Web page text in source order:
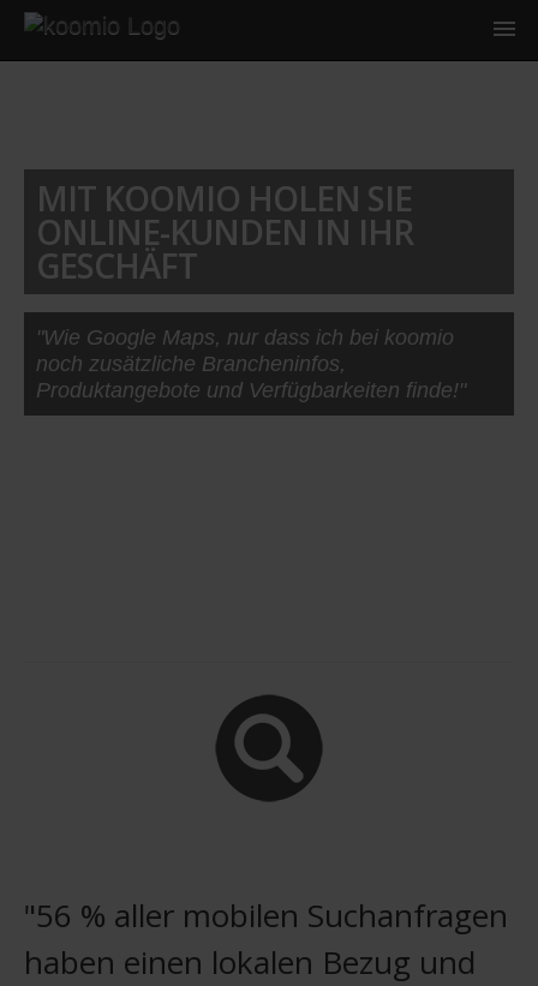
MIT KOOMIO HOLEN SIE
ONLINE-KUNDEN IN IHR
GESCHÄFT
"Wie Google Maps, nur dass ich bei koomio
noch zusätzliche Brancheninfos,
Produktangebote und Verfügbarkeiten finde!"
"56 % aller mobilen Suchanfragen
haben einen lokalen Bezug und